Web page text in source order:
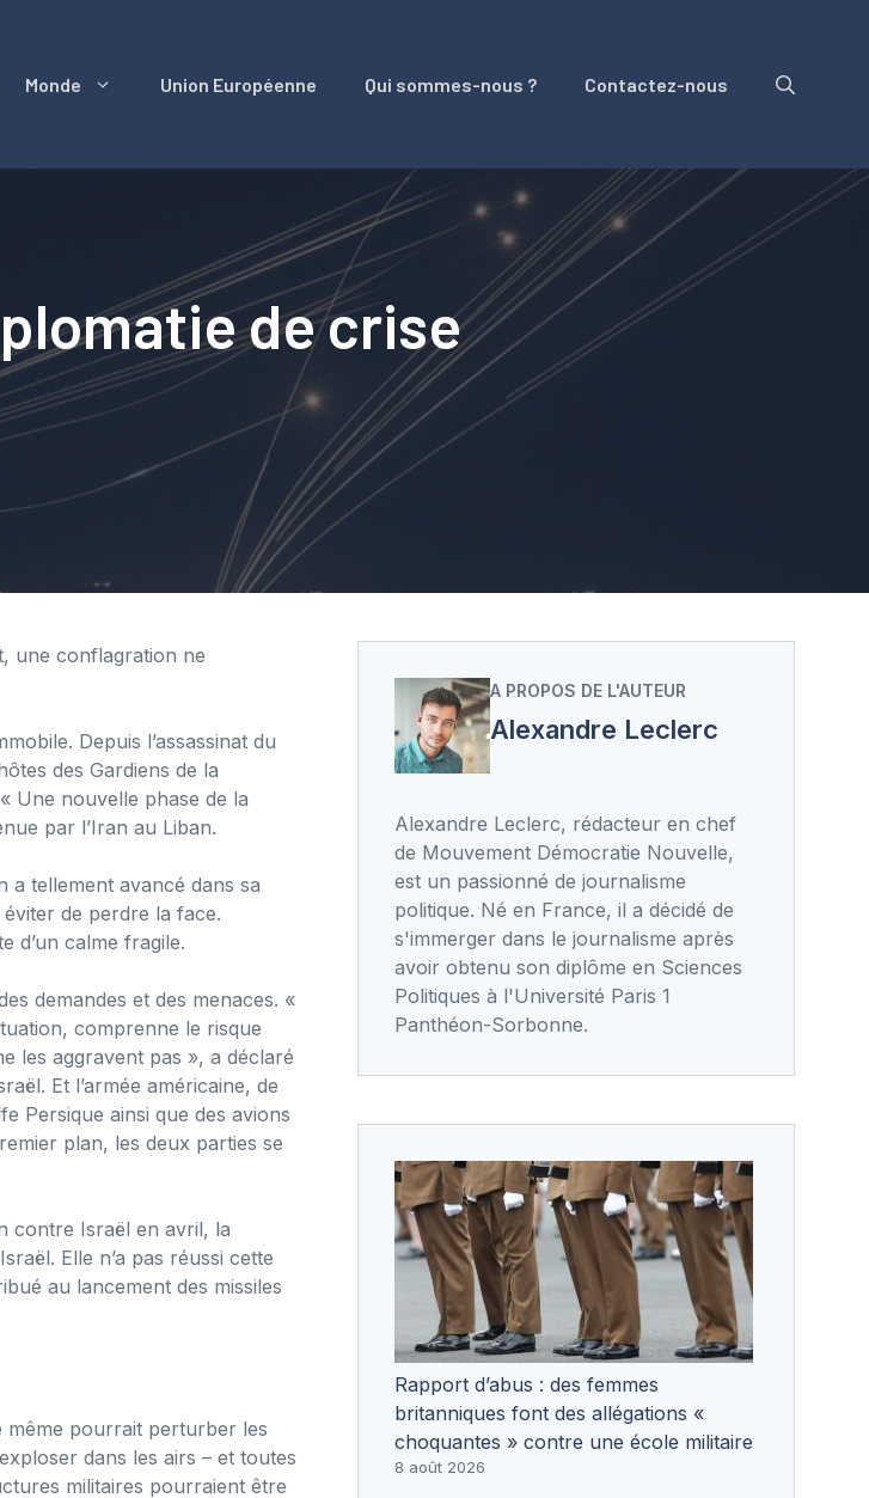
Monde Union Européenne Qui sommes-nous ? Contactez-nous
de crise
une conflagration ne
Depuis l’assassinat du
des Gardiens de la
Une nouvelle phase de la
par l’Iran au Liban.
a tellement avancé dans sa
de perdre la face.
d’un calme fragile.
demandes et des menaces. «
comprenne le risque
les aggravent pas », a déclaré
Et l’armée américaine, de
Persique ainsi que des avions
plan, les deux parties se
contre Israël en avril, la
Elle n’a pas réussi cette
au lancement des missiles
même pourrait perturber les
dans les airs – et toutes
militaires pourraient être
A PROPOS DE L'AUTEUR
Alexandre Leclerc
Alexandre Leclerc, rédacteur en chef
de Mouvement Démocratie Nouvelle,
est un passionné de journalisme
politique. Né en France, il a décidé de
s'immerger dans le journalisme après
avoir obtenu son diplôme en Sciences
Politiques à l'Université Paris 1
Panthéon-Sorbonne.
Rapport d’abus : des femmes
britanniques font des allégations «
choquantes » contre une école militaire
8 août 2026